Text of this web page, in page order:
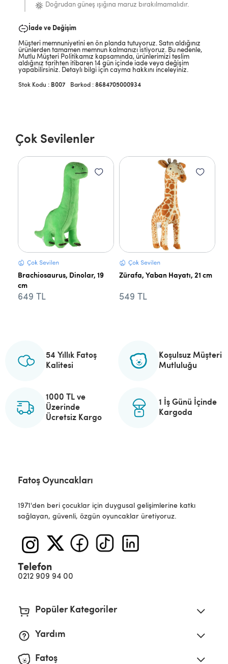
Doğrudan güneş ışığına maruz bırakılmamalıdır.
İade ve Değişim
Müşteri memnuniyetini en ön planda tutuyoruz. Satın aldığınız
ürünlerden tamamen memnun kalmanızı istiyoruz. Bu nedenle,
Mutlu Müşteri Politikamız kapsamında, ürünlerimizi teslim
aldığınız tarihten itibaren 14 gün içinde iade veya değişim
yapabilirsiniz. Detaylı bilgi için cayma hakkını inceleyiniz.
B007 Barkod : 8684705000934
Çok Sevilenler
Brachiosaurus, Dinolar, 19
cm
649 TL
Zürafa, Yaban Hayatı, 21 cm
549 TL
54 Yıllık Fatoş
Kalitesi
Koşulsuz Müşteri
Mutluluğu
1000 TL ve
Üzerinde
Ücretsiz Kargo
1 İş Günü İçinde
Kargoda
Fatoş Oyuncakları
1971'den beri çocuklar için duygusal gelişimlerine katkı
sağlayan, güvenli, özgün oyuncaklar üretiyoruz.
Telefon
0212 909 94 00
Popüler Kategoriler
Yardım
Fatoş